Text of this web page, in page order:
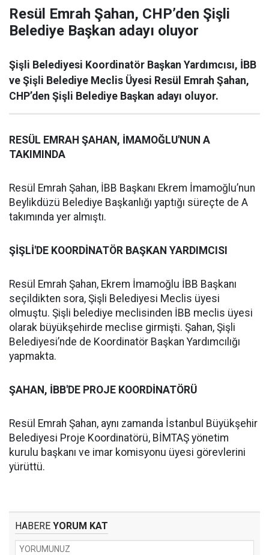
Resül Emrah Şahan, CHP’den Şişli
Belediye Başkan adayı oluyor
Şişli Belediyesi Koordinatör Başkan Yardımcısı, İBB
ve Şişli Belediye Meclis Üyesi Resül Emrah Şahan,
CHP’den Şişli Belediye Başkan adayı oluyor.
RESÜL EMRAH ŞAHAN, İMAMOĞLU'NUN A
TAKIMINDA
Resül Emrah Şahan, İBB Başkanı Ekrem İmamoğlu’nun
Beylikdüzü Belediye Başkanlığı yaptığı süreçte de A
takımında yer almıştı.
ŞİŞLİ'DE KOORDİNATÖR BAŞKAN YARDIMCISI
Resül Emrah Şahan, Ekrem İmamoğlu İBB Başkanı
seçildikten sora, Şişli Belediyesi Meclis üyesi
olmuştu. Şişli belediye meclisinden İBB meclis üyesi
olarak büyükşehirde meclise girmişti. Şahan, Şişli
Belediyesi’nde de Koordinatör Başkan Yardımcılığı
yapmakta.
ŞAHAN, İBB'DE PROJE KOORDİNATÖRÜ
Resül Emrah Şahan, aynı zamanda İstanbul Büyükşehir
Belediyesi Proje Koordinatörü, BİMTAŞ yönetim
kurulu başkanı ve imar komisyonu üyesi görevlerini
yürüttü.
HABERE YORUM KAT